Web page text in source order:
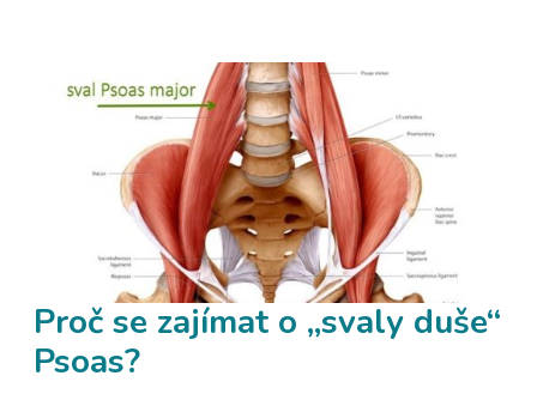
Proč se zajímat o „svaly duše“
Psoas?